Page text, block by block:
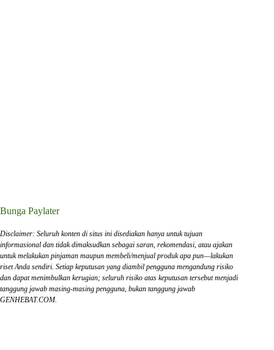
Bunga Paylater
Disclaimer: Seluruh konten di situs ini disediakan hanya untuk tujuan
informasional dan tidak dimaksudkan sebagai saran, rekomendasi, atau ajakan
untuk melakukan pinjaman maupun membeli/menjual produk apa pun—lakukan
riset Anda sendiri. Setiap keputusan yang diambil pengguna mengandung risiko
dan dapat menimbulkan kerugian; seluruh risiko atas keputusan tersebut menjadi
tanggung jawab masing-masing pengguna, bukan tanggung jawab
GENHEBAT.COM.